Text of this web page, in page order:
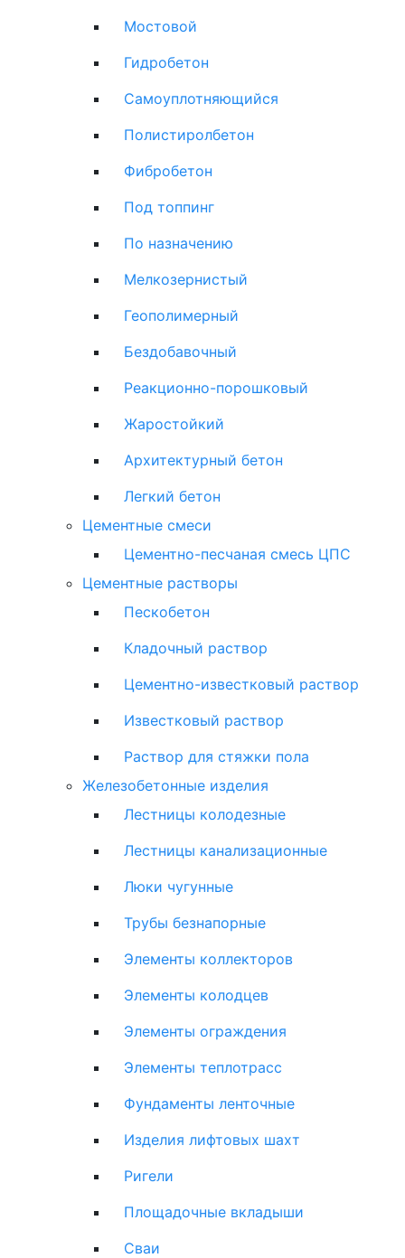
Мостовой
Гидробетон
Самоуплотняющийся
Полистиролбетон
Фибробетон
Под топпинг
По назначению
Мелкозернистый
Геополимерный
Бездобавочный
Реакционно-порошковый
Жаростойкий
Архитектурный бетон
Легкий бетон
Цементные смеси
Цементно-песчаная смесь ЦПС
Цементные растворы
Пескобетон
Кладочный раствор
Цементно-известковый раствор
Известковый раствор
Раствор для стяжки пола
Железобетонные изделия
Лестницы колодезные
Лестницы канализационные
Люки чугунные
Трубы безнапорные
Элементы коллекторов
Элементы колодцев
Элементы ограждения
Элементы теплотрасс
Фундаменты ленточные
Изделия лифтовых шахт
Ригели
Площадочные вкладыши
Сваи